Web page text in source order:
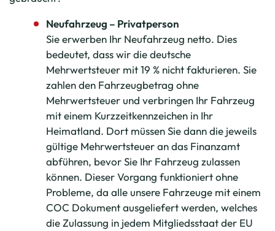
Neufahrzeug – Privatperson
Sie erwerben Ihr Neufahrzeug netto. Dies
bedeutet, dass wir die deutsche
Mehrwertsteuer mit 19 % nicht fakturieren. Sie
zahlen den Fahrzeugbetrag ohne
Mehrwertsteuer und verbringen Ihr Fahrzeug
mit einem Kurzzeitkennzeichen in Ihr
Heimatland. Dort müssen Sie dann die jeweils
gültige Mehrwertsteuer an das Finanzamt
abführen, bevor Sie Ihr Fahrzeug zulassen
können. Dieser Vorgang funktioniert ohne
Probleme, da alle unsere Fahrzeuge mit einem
COC Dokument ausgeliefert werden, welches
die Zulassung in jedem Mitgliedsstaat der EU